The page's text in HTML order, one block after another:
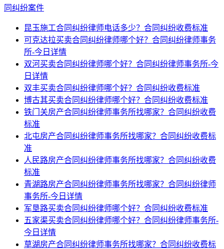
同纠纷案件
昆玉施工合同纠纷律师电话多少？合同纠纷收费标准
可克达拉买卖合同纠纷律师哪个好？合同纠纷律师事务
所-今日详情
双河买卖合同纠纷律师哪个好？合同纠纷律师事务所-今
日详情
双丰买卖合同纠纷律师哪个好？合同纠纷收费标准
博古其买卖合同纠纷律师哪个好？合同纠纷收费标准
铁门关房产合同纠纷律师事务所找哪家？合同纠纷收费
标准
北屯房产合同纠纷律师事务所找哪家？合同纠纷收费标
准
人民路房产合同纠纷律师事务所找哪家？合同纠纷收费
标准
青湖路房产合同纠纷律师事务所找哪家？合同纠纷律师
事务所-今日详情
军垦路买卖合同纠纷律师哪个好？合同纠纷收费标准
五家渠买卖合同纠纷律师哪个好？合同纠纷律师事务所-
今日详情
草湖房产合同纠纷律师事务所找哪家？合同纠纷收费标